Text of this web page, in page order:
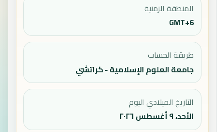
المنطقة الزمنية
GMT+6
طريقة الحساب
جامعة العلوم الإسلامية - كراتشي
التاريخ الميلادي اليوم
الأحد، ٩ أغسطس ٢٠٢٦